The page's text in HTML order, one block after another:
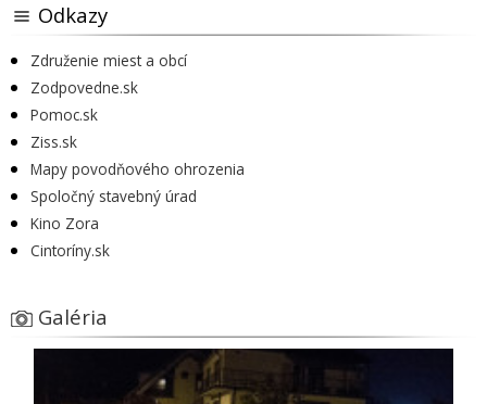
Odkazy
Združenie miest a obcí
Zodpovedne.sk
Pomoc.sk
Ziss.sk
Mapy povodňového ohrozenia
Spoločný stavebný úrad
Kino Zora
Cintoríny.sk
Galéria